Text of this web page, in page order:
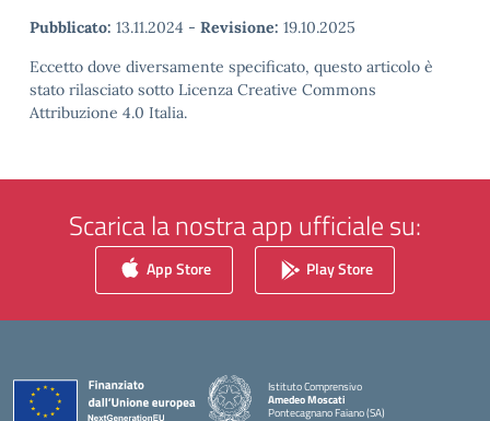
Pubblicato: 13.11.2024 - Revisione: 19.10.2025
Eccetto dove diversamente specificato, questo articolo è
stato rilasciato sotto Licenza Creative Commons
Attribuzione 4.0 Italia.
Scarica la nostra app ufficiale su:
App Store Play Store
Istituto Comprensivo
Amedeo Moscati
Pontecagnano Faiano (SA)